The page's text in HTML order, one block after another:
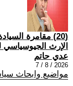
(20) مقامرة
الإرث الجيوسياسي
عدي حاتم
2026 / 8 / 7
مواضيع وابحاث